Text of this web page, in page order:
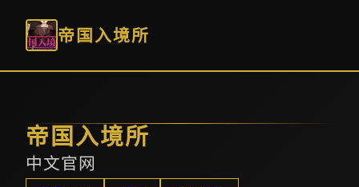
帝国入境所
帝国入境所
中文官网